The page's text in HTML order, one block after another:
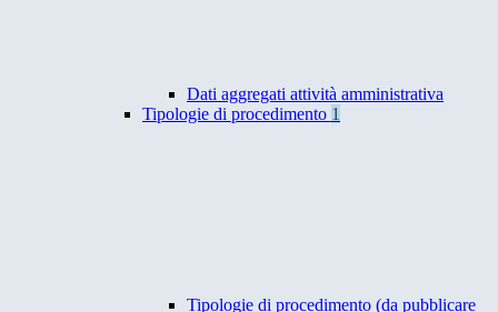
Dati aggregati attività amministrativa
Tipologie di procedimento 1
Tipologie di procedimento (da pubblicare